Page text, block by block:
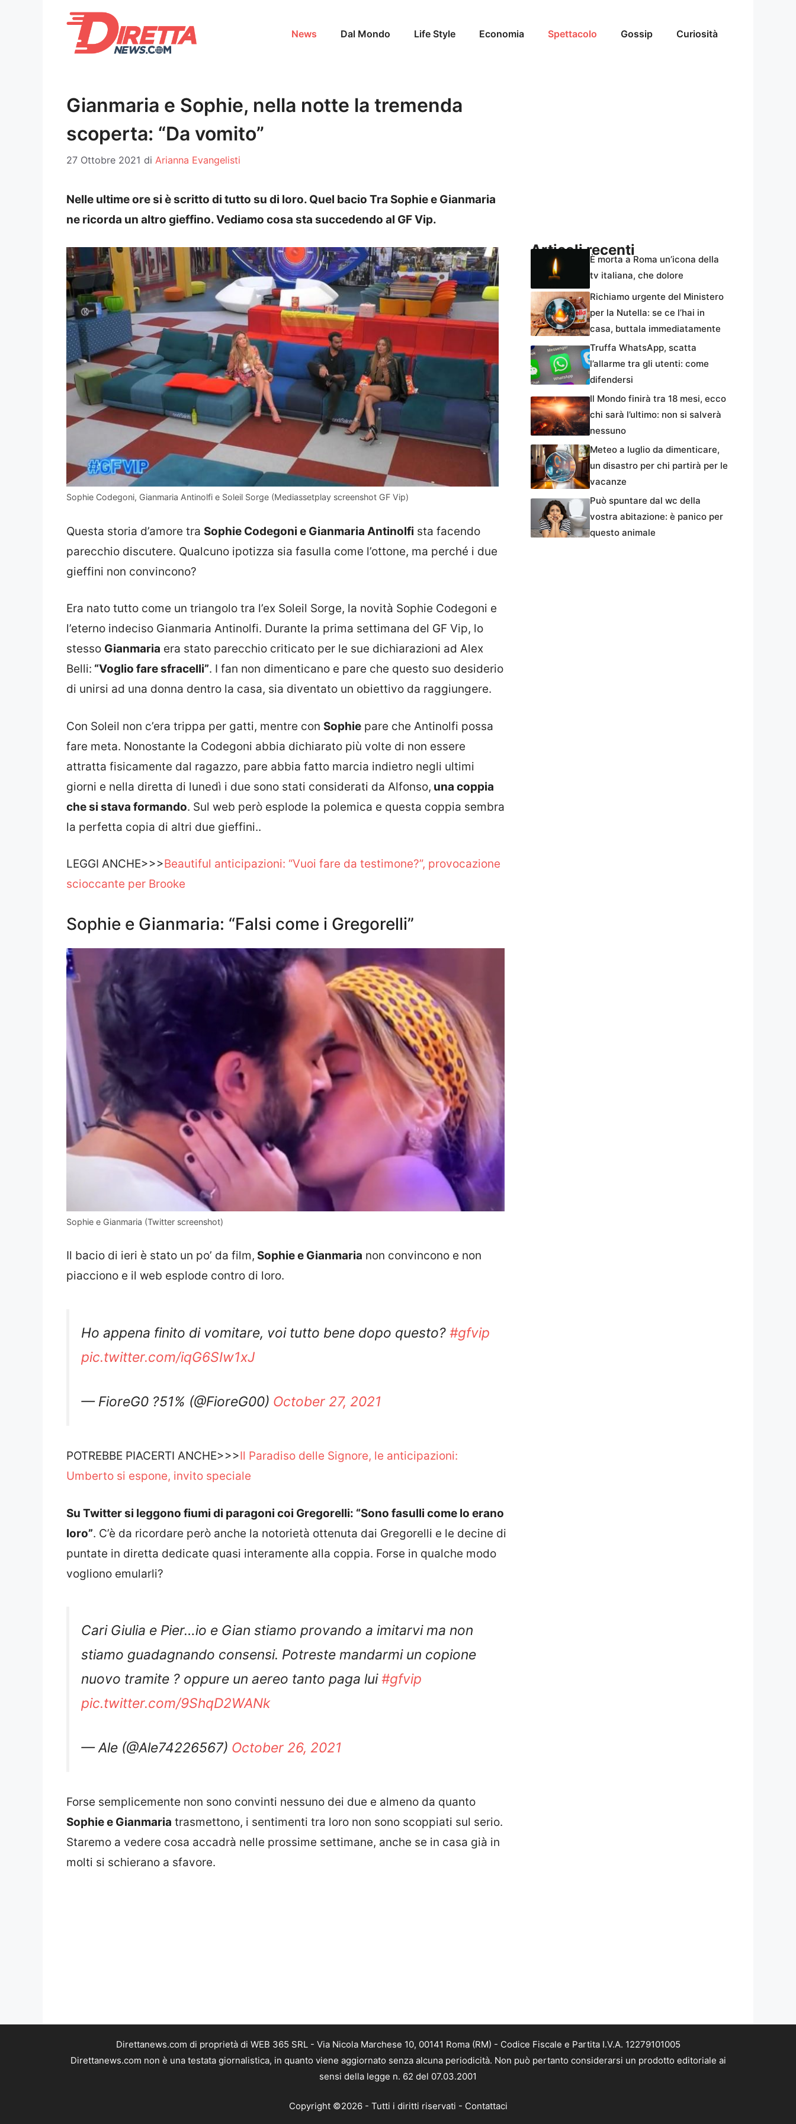
News Dal Mondo Life Style Economia Spettacolo Gossip Curiosità
Gianmaria e Sophie, nella notte la tremenda
scoperta: “Da vomito”
27 Ottobre 2021 di Arianna Evangelisti
Nelle ultime ore si è scritto di tutto su di loro. Quel bacio Tra Sophie e Gianmaria
ne ricorda un altro gieffino. Vediamo cosa sta succedendo al GF Vip.
Sophie Codegoni, Gianmaria Antinolfi e Soleil Sorge (Mediassetplay screenshot GF Vip)
Questa storia d’amore tra Sophie Codegoni e Gianmaria Antinolfi sta facendo
parecchio discutere. Qualcuno ipotizza sia fasulla come l’ottone, ma perché i due
gieffini non convincono?
Era nato tutto come un triangolo tra l’ex Soleil Sorge, la novità Sophie Codegoni e
l’eterno indeciso Gianmaria Antinolfi. Durante la prima settimana del GF Vip, lo
stesso Gianmaria era stato parecchio criticato per le sue dichiarazioni ad Alex
Belli: “Voglio fare sfracelli”. I fan non dimenticano e pare che questo suo desiderio
di unirsi ad una donna dentro la casa, sia diventato un obiettivo da raggiungere.
Con Soleil non c’era trippa per gatti, mentre con Sophie pare che Antinolfi possa
fare meta. Nonostante la Codegoni abbia dichiarato più volte di non essere
attratta fisicamente dal ragazzo, pare abbia fatto marcia indietro negli ultimi
giorni e nella diretta di lunedì i due sono stati considerati da Alfonso, una coppia
che si stava formando. Sul web però esplode la polemica e questa coppia sembra
la perfetta copia di altri due gieffini..
LEGGI ANCHE>>>Beautiful anticipazioni: “Vuoi fare da testimone?”, provocazione
scioccante per Brooke
Sophie e Gianmaria: “Falsi come i Gregorelli”
Sophie e Gianmaria (Twitter screenshot)
Il bacio di ieri è stato un po’ da film, Sophie e Gianmaria non convincono e non
piacciono e il web esplode contro di loro.
Ho appena finito di vomitare, voi tutto bene dopo questo? #gfvip
pic.twitter.com/iqG6SIw1xJ
— FioreG0 ?51% (@FioreG00) October 27, 2021
POTREBBE PIACERTI ANCHE>>> Il Paradiso delle Signore, le anticipazioni:
Umberto si espone, invito speciale
Su Twitter si leggono fiumi di paragoni coi Gregorelli: “Sono fasulli come lo erano
loro” . C’è da ricordare però anche la notorietà ottenuta dai Gregorelli e le decine di
puntate in diretta dedicate quasi interamente alla coppia. Forse in qualche modo
vogliono emularli?
stiamo guadagnando consensi. Potreste mandarmi un copione
nuovo tramite ? oppure un aereo tanto paga lui
pic.twitter.com/9ShqD2WANk
Sophie e Gianmariatrasmettono, i sentimenti tra loro non sono scoppiati sul serio.
Staremo a vedere cosa accadrà nelle prossime settimane, anche se in casa già in
molti si schierano a sfavore.
Articoli recenti
È morta a Roma un’icona della
tv italiana, che dolore
Richiamo urgente del Ministero
per la Nutella: se ce l’hai in
casa, buttala immediatamente
Truffa WhatsApp, scatta
l’allarme tra gli utenti: come
difendersi
Il Mondo finirà tra 18 mesi, ecco
chi sarà l’ultimo: non si salverà
nessuno
Meteo a luglio da dimenticare,
un disastro per chi partirà per le
vacanze
Può spuntare dal wc della
vostra abitazione: è panico per
questo animale
Direttanews.com non è una testata giornalistica, in quanto viene aggiornato senza alcuna periodicità. Non può pertanto considerarsi un prodotto editoriale ai
sensi della legge n. 62 del 07.03.2001